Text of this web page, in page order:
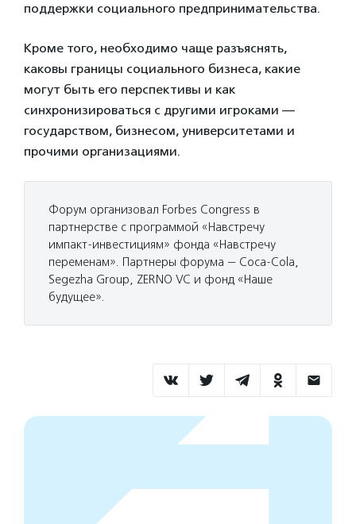
поддержки социального предпринимательства.
Кроме того, необходимо чаще разъяснять,
каковы границы социального бизнеса, какие
могут быть его перспективы и как
синхронизироваться с другими игроками —
государством, бизнесом, университетами и
прочими организациями.
Форум организовал Forbes Congress в
партнерстве с программой «Навстречу
импакт-инвестициям» фонда «Навстречу
переменам». Партнеры форума — Coca-Cola,
Segezha Group, ZERNO VC и фонд «Наше
будущее».